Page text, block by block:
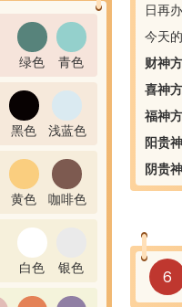
绿色 青色
黑色 浅蓝色
黄色 咖啡色
白色 银色
日再办
今天
财神
喜神
福神
阳贵
阴贵
6